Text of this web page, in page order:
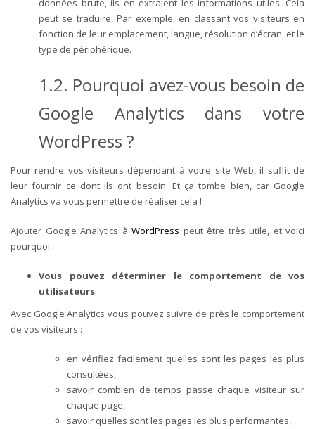
données brute, ils en extraient les informations utiles. Cela
peut se traduire, Par exemple, en classant vos visiteurs en
fonction de leur emplacement, langue, résolution d’écran, et le
type de périphérique.
1.2. Pourquoi avez-vous besoin de
Google Analytics dans votre
WordPress ?
Pour rendre vos visiteurs dépendant à votre site Web, il suffit de
leur fournir ce dont ils ont besoin. Et ça tombe bien, car Google
Analytics va vous permettre de réaliser cela !
Ajouter Google Analytics à WordPress peut être très utile, et voici
pourquoi :
Vous pouvez déterminer le comportement de vos
utilisateurs
Avec Google Analytics vous pouvez suivre de près le comportement
de vos visiteurs :
en vérifiez facilement quelles sont les pages les plus
consultées,
savoir combien de temps passe chaque visiteur sur
chaque page,
savoir quelles sont les pages les plus performantes,